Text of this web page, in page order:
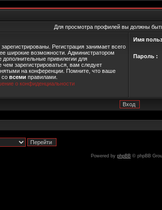
Для просмотра профилей вы должны
Регистрация занимает всего
широкие возможности. Администратором
привилегии для
зарегистрироваться, вам следует
на конференции. Помните, что ваше
со всеми правилами.
о конфиденциальности
Имя
Пароль :
Powered by phpBB © phpBB